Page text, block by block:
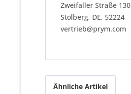
Zweifaller Straße 130
Stolberg, DE, 52224
vertrieb@prym.com
Ähnliche Artikel